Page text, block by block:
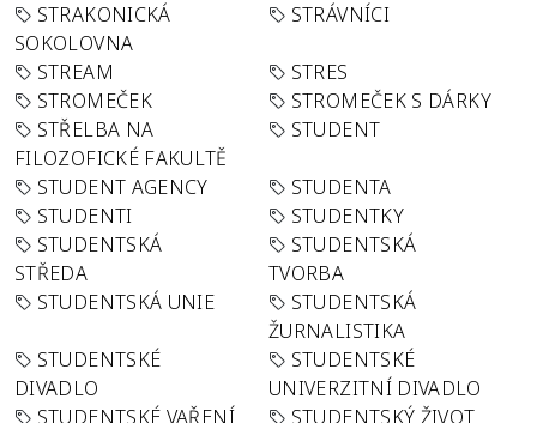
STRAKONICKÁ
SOKOLOVNA
STRÁVNÍCI
STREAM
STRES
STROMEČEK
STROMEČEK S DÁRKY
STŘELBA NA
FILOZOFICKÉ FAKULTĚ
STUDENT
STUDENT AGENCY
STUDENTA
STUDENTI
STUDENTKY
STUDENTSKÁ
STŘEDA
STUDENTSKÁ
TVORBA
STUDENTSKÁ UNIE
STUDENTSKÁ
ŽURNALISTIKA
STUDENTSKÉ
DIVADLO
STUDENTSKÉ
UNIVERZITNÍ DIVADLO
STUDENTSKÉ VAŘENÍ
STUDENTSKÝ ŽIVOT